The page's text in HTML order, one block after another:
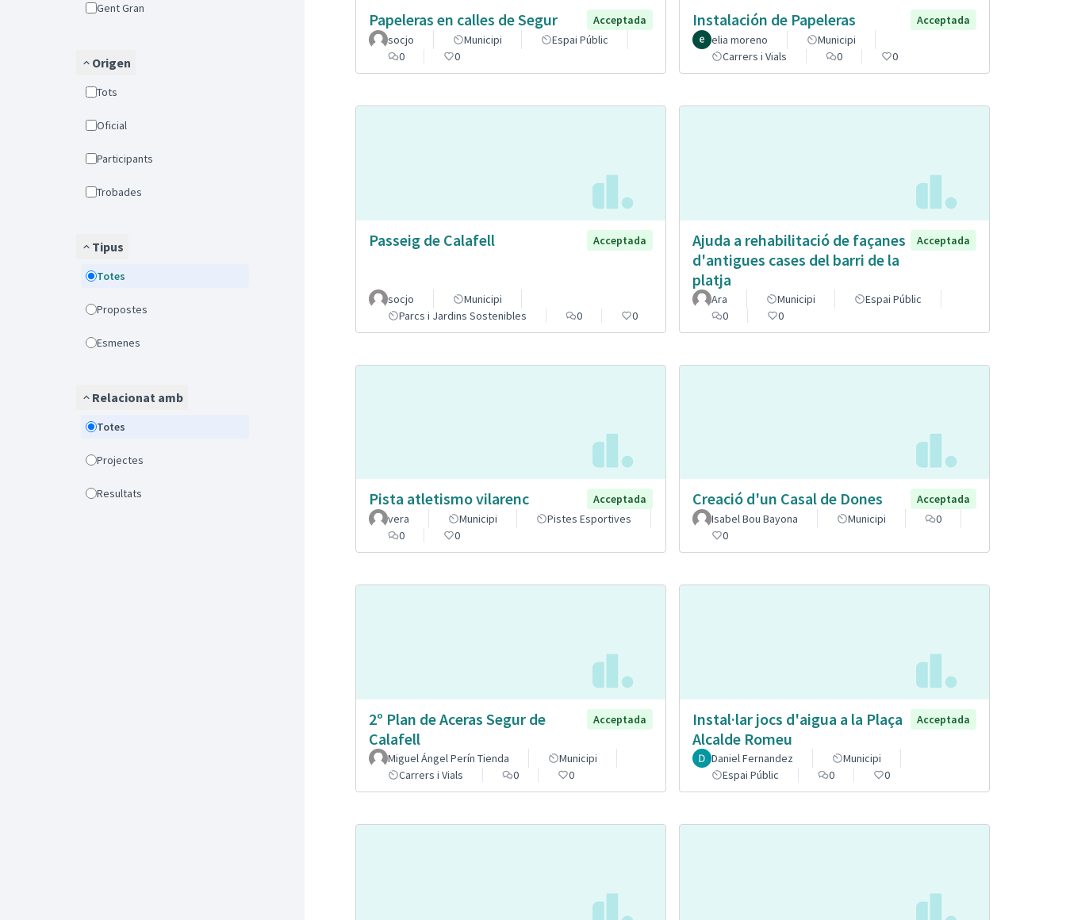
Gent Gran
Origen
Tots
Oficial
Participants
Trobades
Tipus
Totes
Propostes
Esmenes
Relacionat amb
Totes
Projectes
Resultats
Papeleras en calles de Segur
Acceptada
socjo
Municipi
Espai Públic
0
0
Instalación de Papeleras
Acceptada
elia moreno
Municipi
Carrers i Vials
0 0
Passeig de Calafell Acceptada
socjo
Municipi
Parcs i Jardins Sostenibles
0 0
Ajuda a rehabilitació de façanes
d'antigues cases del barri de la
platja
Acceptada
Ara Municipi
Espai Públic
0
0
Pista atletismo vilarenc
Acceptada
vera
Municipi
Pistes Esportives
0
0
Creació d'un Casal de Dones
Acceptada
Isabel Bou Bayona
Municipi
0
0
2º Plan de Aceras Segur de
Calafell
Acceptada
Miguel Ángel Perín Tienda
Municipi
Carrers i Vials
0 0
Instal·lar jocs d'aigua a la Plaça
Alcalde Romeu
Acceptada
Daniel Fernandez
Municipi
Espai Públic
0 0